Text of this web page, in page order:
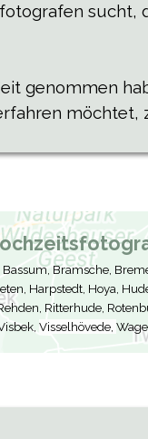
genommen
möchtet,
Bramsche,
Harpstedt, Hoya,
Ritterhude,
Visselhövede,